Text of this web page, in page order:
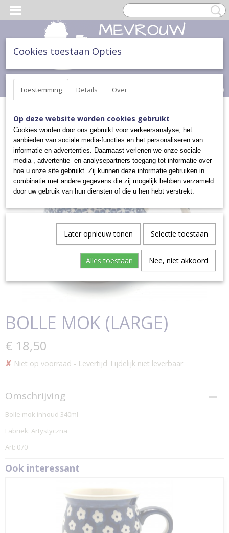
Inloggen Registreren
(0)
Home >THEE & TAART>KOPPEN EN MOKKEN>
BOLLE MOK (LARGE)
BOLLE MOK (LARGE)
€ 18,50
✘ Niet op voorraad - Levertijd Tijdelijk niet leverbaar
Omschrijving
Bolle mok inhoud 340ml
Fabriek: Artystyczna
Art: 070
Ook interessant
Cookies toestaan Opties
Toestemming Details Over
Op deze website worden cookies gebruikt
Cookies worden door ons gebruikt voor verkeersanalyse, het
aanbieden van sociale media-functies en het personaliseren van
informatie en advertenties. Daarnaast verlenen we onze sociale
media-, advertentie- en analysepartners toegang tot informatie over
hoe u onze site gebruikt. Zij kunnen deze informatie gebruiken in
combinatie met andere gegevens die zij mogelijk hebben verzameld
door uw gebruik van hun diensten of die u hen hebt verstrekt.
Later opnieuw tonen Selectie toestaan
Alles toestaan Nee, niet akkoord